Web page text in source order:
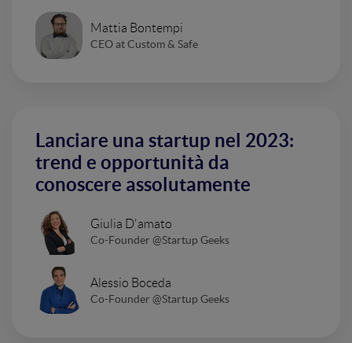
Mattia Bontempi
CEO at Custom & Safe
Lanciare una startup nel 2023:
trend e opportunità da
conoscere assolutamente
Giulia D'amato
Co-Founder @Startup Geeks
Alessio Boceda
Co-Founder @Startup Geeks